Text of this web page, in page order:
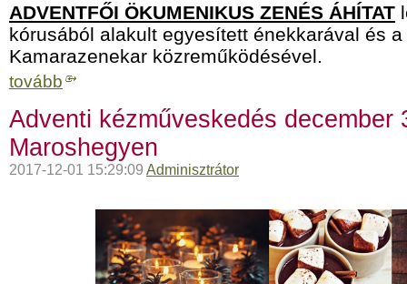
ADVENTFŐI ÖKUMENIKUS ZENÉS ÁHÍTAT
kórusából alakult egyesített énekkarával és
Kamarazenekar közreműködésével.
tovább
Adventi kézműveskedés december
Maroshegyen
2017-12-01 15:29:09 Adminisztrátor